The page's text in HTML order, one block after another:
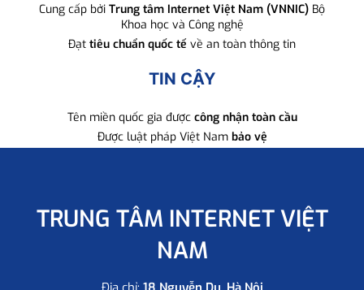
Cung cấp bởi Trung tâm Internet Việt Nam (VNNIC) Bộ
Khoa học và Công nghệ
Đạt tiêu chuẩn quốc tế về an toàn thông tin
TIN CẬY
Tên miền quốc gia được công nhận toàn cầu
Được luật pháp Việt Nam bảo vệ
TRUNG TÂM INTERNET VIỆT
NAM